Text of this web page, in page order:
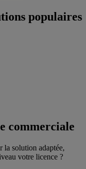
populaires
commerciale
la solution adaptée,
votre licence ?